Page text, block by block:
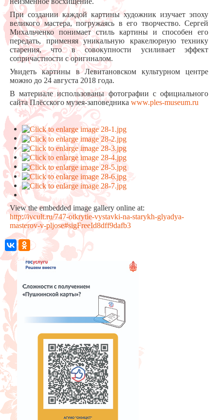
При создании каждой картины художник изучает эпоху
великого мастера, погружаясь в его творчество. Сергей
Михальченко понимает стиль картины и способен его
передать, применяя уникальную кракелюрную технику
старения, что в совокупности усиливает эффект
сопричастности с оригиналом.
Увидеть картины в Левитановском культурном центре
можно до 24 августа 2018 года.
В материале использованы фотографии с официального
сайта Плёсского музея-заповедника www.ples-museum.ru
View the embedded image gallery online at:
http://ivcult.ru/747-otkrytie-vystavki-na-starykh-glyadya-
masterov-v-pljose#sigFreeId8dff9dafb3